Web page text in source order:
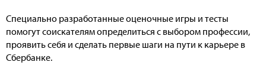
Специально разработанные оценочные игры и тесты
помогут соискателям определиться с выбором профессии,
проявить себя и сделать первые шаги на пути к карьере в
Сбербанке.